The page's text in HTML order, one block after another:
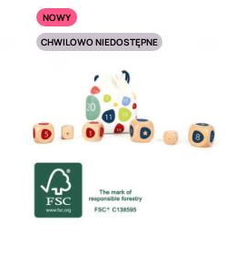
NOWY
CHWILOWO NIEDOSTĘPNE